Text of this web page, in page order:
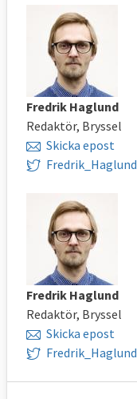
Fredrik Haglund
Redaktör, Bryssel
Skicka epost
Fredrik_Haglund
Fredrik Haglund
Redaktör, Bryssel
Skicka epost
Fredrik_Haglund